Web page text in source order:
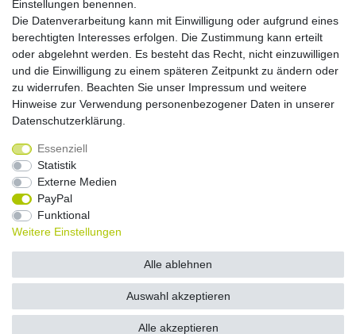
Artikel anzeigen
*inkl. ges. MwSt.,Versandkostenfrei (EU-Ausland
auf Anfrage)
Widerrufs­recht
Daten­schutz­erklärung
Einstellungen benennen.
Die Datenverarbeitung kann mit Einwilligung oder aufgrund eines
berechtigten Interesses erfolgen. Die Zustimmung kann erteilt
oder abgelehnt werden. Es besteht das Recht, nicht einzuwilligen
und die Einwilligung zu einem späteren Zeitpunkt zu ändern oder
zu widerrufen. Beachten Sie unser Impressum und weitere
Hinweise zur Verwendung personenbezogener Daten in unserer
Daten­schutz­erklärung
Essenziell
Statistik
Externe Medien
PayPal
Funktional
Weitere Einstellungen
Alle akzeptieren
Alle ablehnen
Auswahl akzeptieren